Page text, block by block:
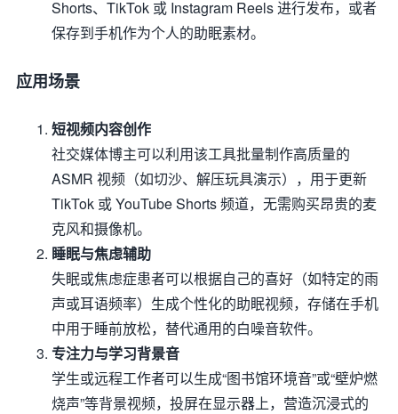
Shorts、TikTok 或 Instagram Reels 进行发布，或者
保存到手机作为个人的助眠素材。
应用场景
短视频内容创作
社交媒体博主可以利用该工具批量制作高质量的
ASMR 视频（如切沙、解压玩具演示），用于更新
TikTok 或 YouTube Shorts 频道，无需购买昂贵的麦
克风和摄像机。
睡眠与焦虑辅助
失眠或焦虑症患者可以根据自己的喜好（如特定的雨
声或耳语频率）生成个性化的助眠视频，存储在手机
中用于睡前放松，替代通用的白噪音软件。
专注力与学习背景音
学生或远程工作者可以生成“图书馆环境音”或“壁炉燃
烧声”等背景视频，投屏在显示器上，营造沉浸式的